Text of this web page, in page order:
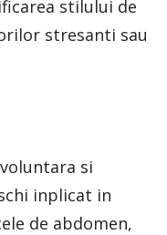
stilului de
stresanti sau
si
inplicat in
de abdomen,